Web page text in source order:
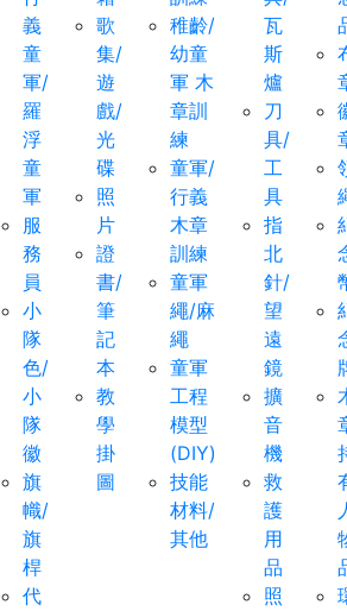
義
童
軍/
羅
浮
童
軍
服
務
員
小
隊
色/
小
隊
徽
旗
幟/
旗
桿
代
歌
集/
遊
戲/
光
碟
照
片
證
書/
筆
記
本
教
學
掛
圖
稚齡/
幼童
軍 木
章訓
練
童軍/
行義
木章
訓練
童軍
繩/麻
繩
童軍
工程
模型
(DIY)
技能
材料/
其他
瓦
斯
爐
刀
具/
工
具
指
北
針/
望
遠
鏡
擴
音
機
救
護
用
品
照